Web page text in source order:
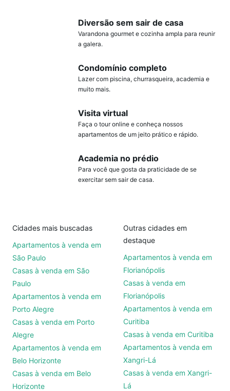
Diversão sem sair de casa
Varandona gourmet e cozinha ampla para reunir
a galera.
Condomínio completo
Lazer com piscina, churrasqueira, academia e
muito mais.
Visita virtual
Faça o tour online e conheça nossos
apartamentos de um jeito prático e rápido.
Academia no prédio
Para você que gosta da praticidade de se
exercitar sem sair de casa.
Cidades mais buscadas
Apartamentos à venda em
São Paulo
Casas à venda em São
Paulo
Apartamentos à venda em
Porto Alegre
Casas à venda em Porto
Alegre
Apartamentos à venda em
Belo Horizonte
Casas à venda em Belo
Horizonte
Outras cidades em
destaque
Apartamentos à venda em
Florianópolis
Casas à venda em
Florianópolis
Apartamentos à venda em
Curitiba
Casas à venda em Curitiba
Apartamentos à venda em
Xangri-Lá
Casas à venda em Xangri-
Lá